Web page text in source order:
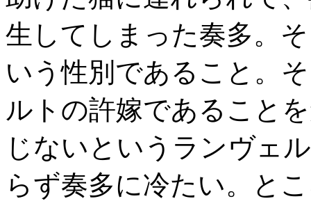
生してしまった奏多。
いう性別であること。
ルトの許嫁であること
じないというランヴェ
らず奏多に冷たい。と